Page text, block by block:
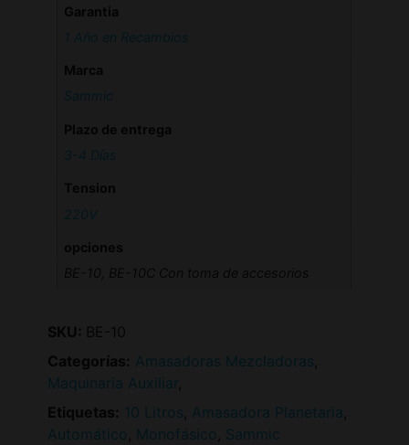
1 Año en Recambios
Sammic
3-4 Días
220V
SKU: BE-10
Categorías: Amasadoras Mezcladoras,
Maquinaria Auxiliar ,
Etiquetas: 10 Litros, Amasadora Planetaria ,
Automático , Monofásico , Sammic